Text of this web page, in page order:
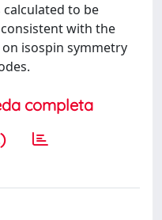
to be
consistent with the
isospin symmetry
completa